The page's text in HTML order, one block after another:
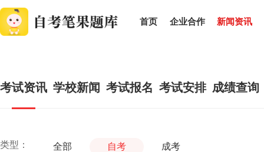
首页 企业合作 新闻资讯
考试资讯 学校新闻 考试报名 考试安排 成绩查询
类型： 全部 自考 成考